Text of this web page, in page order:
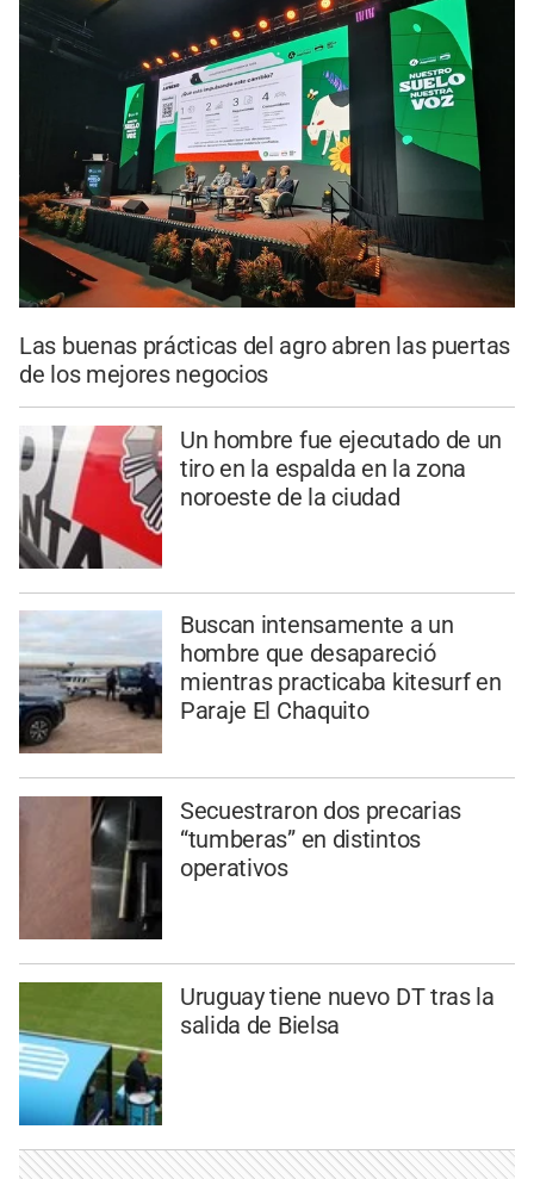
Las buenas prácticas del agro abren las puertas
de los mejores negocios
Un hombre fue ejecutado de un
tiro en la espalda en la zona
noroeste de la ciudad
Buscan intensamente a un
hombre que desapareció
mientras practicaba kitesurf en
Paraje El Chaquito
Secuestraron dos precarias
“tumberas” en distintos
operativos
Uruguay tiene nuevo DT tras la
salida de Bielsa